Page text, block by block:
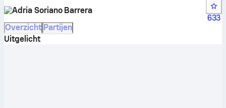
Adria Soriano Barrera
633
Overzicht Partijen
Uitgelicht